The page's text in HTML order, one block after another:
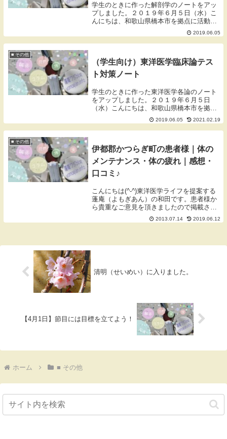
学生のときに作った解剖学のノートをアッ
プしました。２０１９年６月５日（水）こ
んにちは、和歌山県橋本市を拠点に活動し
ております蓬庵（よもぎあん）のワダで
す。ブログをご覧いただきありがとうござ
います。解剖学テスト対策もう10年以上前
2019.06.05
■ その他
（学生向け）東洋医学臨床論テス
ト対策ノート
学生のときに作った東洋医学各論のノート
をアップしました。２０１９年６月５日
（水）こんにちは、和歌山県橋本市を拠点
に活動しております蓬庵（よもぎあん）の
ワダです。ブログをご覧いただきありがと
うございます。東洋医学各論テスト対策ノ
2019.06.05 2021.02.19
■ その他
伊都郡かつらぎ町の患者様｜体の
メンテナンス・体の疲れ｜感想・
口コミ♪
こんにちは(^-^)東洋医学ライフを提案する
蓬庵（よもぎあん）の和田です。患者様か
ら貴重なご意見を頂きましたので掲載させ
ていただきます。記入日：平成２５年６月
１０日（継続治療中）性別：女性年齢：４
2013.07.14 2019.06.12
清明（せいめい）に入りました。
【4月1日】節目には目標を立てよう！
ホーム ■ その他